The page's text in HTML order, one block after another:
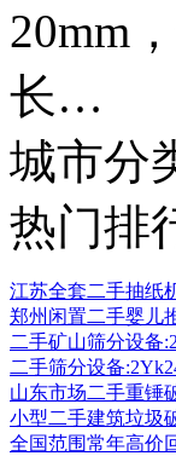
20mm
长…
城市分
热门排
江苏全套二手抽纸
郑州闲置二手婴儿
二手矿山筛分设备
二手筛分设备
山东市场二手重锤
小型二手建筑垃圾
全国范围常年高价